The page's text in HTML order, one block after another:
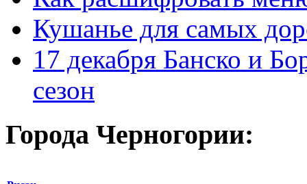
Кушанье для самых
17 декабря Банско и
сезон
Города Черногории: